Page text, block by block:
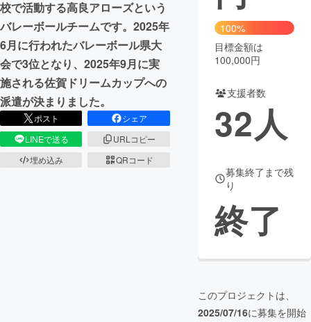
CAMPFIRE for Social Good
CAMPFIRE Creation
CAMPFIREふるさと納税machi-ya コミュニティ
校で活動する高良アローズという
バレーボールチームです。2025年
6月に行われたバレーボール県大
会で3位となり、2025年9月に実
施される佐賀ドリームカップへの
派遣が決まりました。
ポスト
シェア
LINEで送る
URLコピー
埋め込み
QRコード
100%
目標金額は
100,000円
支援者数
32人
募集終了まで残
り
終了
このプロジェクトは、
2025/07/16に募集を開始